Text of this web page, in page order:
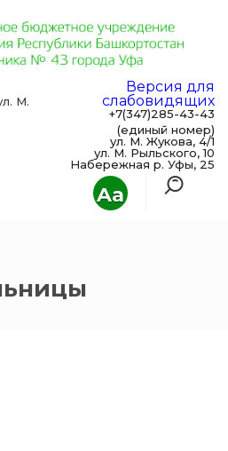
Aa
М.
Версия для
слабовидящих
+7(347)285-43-43
(единый номер)
ул. М. Жукова, 4/1
ул. М. Рыльского, 10
Набережная р. Уфы, 25